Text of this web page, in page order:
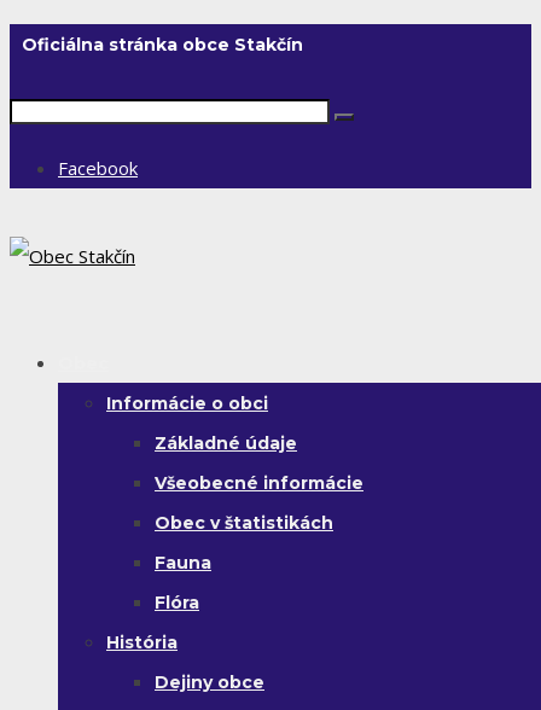
Oficiálna stránka obce Stakčín
Facebook
Informácie o obci
Základné údaje
Všeobecné informácie
Obec v štatistikách
Fauna
Flóra
História
Dejiny obce